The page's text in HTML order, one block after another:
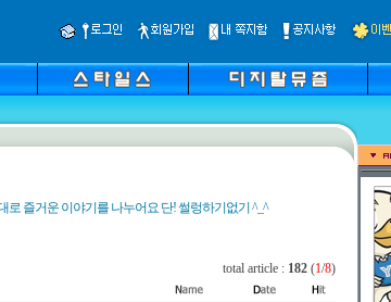
로 즐거운 이야기를 나누어요 단! 썰렁하기없기 ^_^
total article : 182 (1/8)